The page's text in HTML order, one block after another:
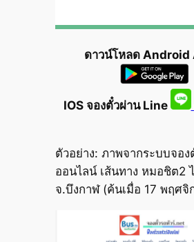
ดาวน์โหลด Android
IOS จองตั๋วผ่าน Line
ตัวอย่าง: ภาพจากระบบจอง
ออนไลน์ เส้นทาง หมอชิต2
จ.บึงกาฬ (ค้นเมื่อ 17 พฤศจิ